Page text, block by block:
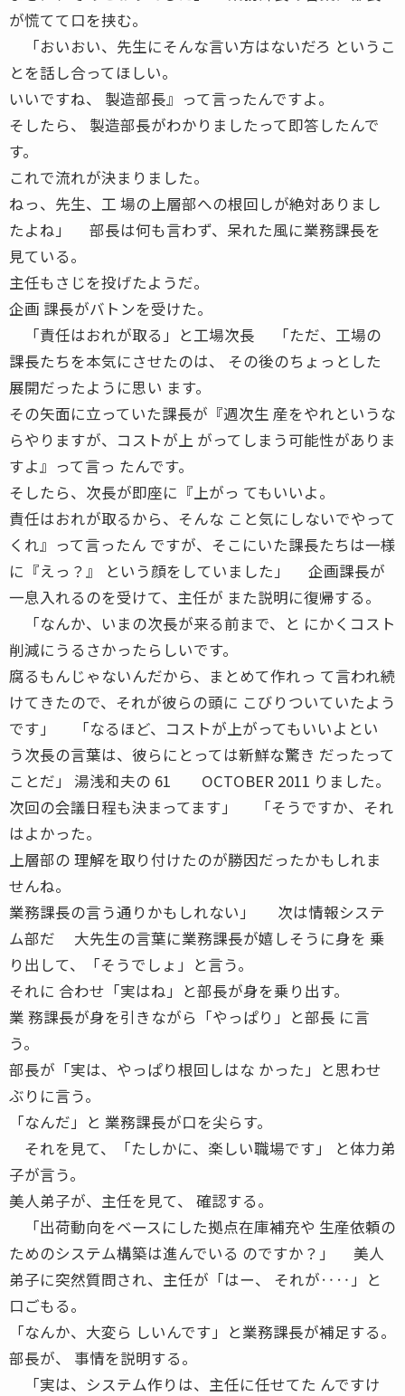
が慌てて口を挟む。
「おいおい、先生にそんな言い方はないだろ というこ
とを話し合ってほしい。
いいですね、 製造部長』って言ったんですよ。
そしたら、 製造部長がわかりましたって即答したんで
す。
これで流れが決まりました。
ねっ、先生、工 場の上層部への根回しが絶対ありまし
たよね」 部長は何も言わず、呆れた風に業務課長を
見ている。
主任もさじを投げたようだ。
企画 課長がバトンを受けた。
「責任はおれが取る」と工場次長 「ただ、工場の
課長たちを本気にさせたのは、 その後のちょっとした
展開だったように思い ます。
その矢面に立っていた課長が『週次生 産をやれというな
らやりますが、コストが上 がってしまう可能性がありま
すよ』って言っ たんです。
そしたら、次長が即座に『上がっ てもいいよ。
責任はおれが取るから、そんな こと気にしないでやって
くれ』って言ったん ですが、そこにいた課長たちは一様
に『えっ？』 という顔をしていました」 企画課長が
一息入れるのを受けて、主任が また説明に復帰する。
「なんか、いまの次長が来る前まで、と にかくコスト
削減にうるさかったらしいです。
腐るもんじゃないんだから、まとめて作れっ て言われ続
けてきたので、それが彼らの頭に こびりついていたよう
です」 「なるほど、コストが上がってもいいよとい
う次長の言葉は、彼らにとっては新鮮な驚き だったって
ことだ」 湯浅和夫の 61 OCTOBER 2011 りました。
次回の会議日程も決まってます」 「そうですか、それ
はよかった。
上層部の 理解を取り付けたのが勝因だったかもしれま
せんね。
業務課長の言う通りかもしれない」 次は情報システ
ム部だ 大先生の言葉に業務課長が嬉しそうに身を 乗
り出して、「そうでしょ」と言う。
それに 合わせ「実はね」と部長が身を乗り出す。
業 務課長が身を引きながら「やっぱり」と部長 に言
う。
部長が「実は、やっぱり根回しはな かった」と思わせ
ぶりに言う。
「なんだ」と 業務課長が口を尖らす。
それを見て、「たしかに、楽しい職場です」 と体力弟
子が言う。
美人弟子が、主任を見て、 確認する。
「出荷動向をベースにした拠点在庫補充や 生産依頼の
ためのシステム構築は進んでいる のですか？」 美人
弟子に突然質問され、主任が「はー、 それが‥‥」と
口ごもる。
「なんか、大変ら しいんです」と業務課長が補足する。
部長が、 事情を説明する。
「実は、システム作りは、主任に任せてた んですけ